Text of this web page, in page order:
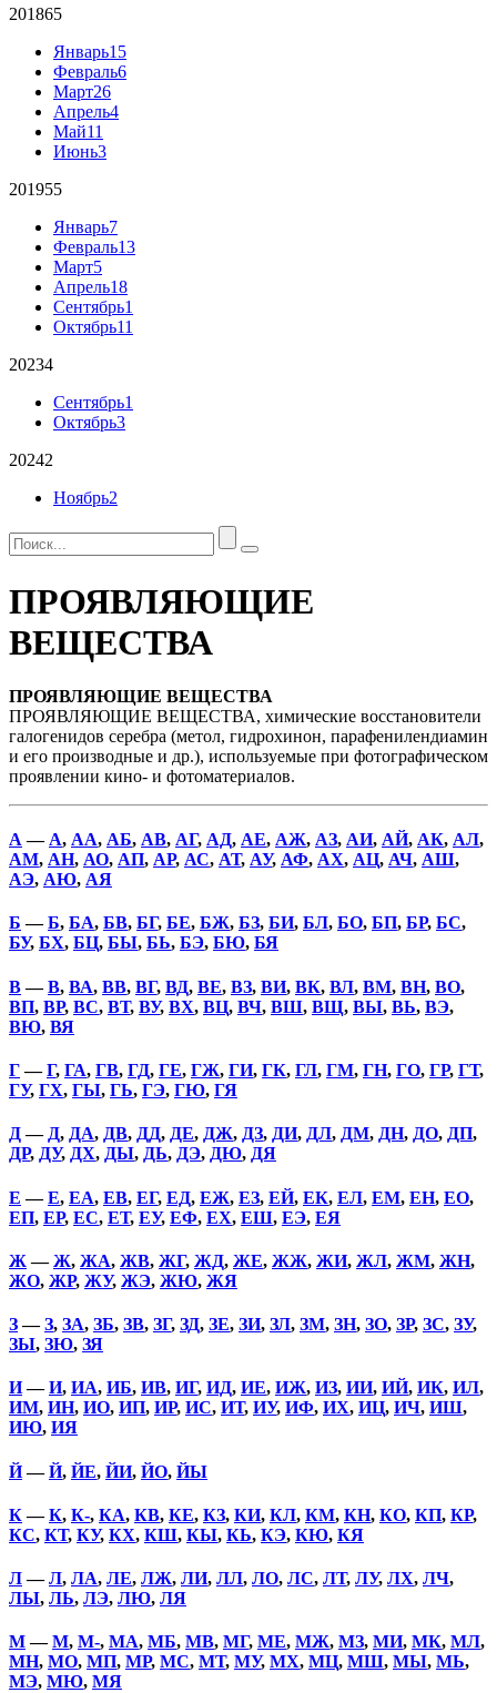
201865
Январь15
Февраль6
Март26
Апрель4
Май11
Июнь3
201955
Январь7
Февраль13
Март5
Апрель18
Сентябрь1
Октябрь11
20234
Сентябрь1
Октябрь3
20242
Ноябрь2
ПРОЯВЛЯЮЩИЕ
ВЕЩЕСТВА
ПРОЯВЛЯЮЩИЕ ВЕЩЕСТВА
ПРОЯВЛЯЮЩИЕ ВЕЩЕСТВА, химические восстановители
галогенидов серебра (метол, гидрохинон, парафенилендиамин
и его производные и др.), используемые при фотографическом
проявлении кино- и фотоматериалов.
А — А, АА, АБ, АВ, АГ, АД, АЕ, АЖ, АЗ, АИ, АЙ, АК, АЛ,
АМ, АН, АО, АП, АР, АС, АТ, АУ, АФ, АХ, АЦ, АЧ, АШ,
АЭ, АЮ, АЯ
Б —Б, БА, БВ, БГ, БЕ, БЖ, БЗ, БИ, БЛ, БО, БП, БР, БС,
БУ, БХ, БЦ, БЫ, БЬ, БЭ, БЮ, БЯ
В—В, ВА, ВВ, ВГ, ВД, ВЕ, ВЗ, ВИ, ВК, ВЛ, ВМ, ВН, ВО,
ВП, ВР, ВС, ВТ, ВУ, ВХ, ВЦ, ВЧ, ВШ, ВЩ, ВЫ, ВЬ, ВЭ,
ВЮ, ВЯ
Г—Г, ГА, ГВ, ГД, ГЕ, ГЖ, ГИ, ГК, ГЛ, ГМ, ГН, ГО, ГР, ГТ,
ГУ, ГХ, ГЫ, ГЬ, ГЭ, ГЮ, ГЯ
Д— Д, ДА, ДВ, ДД, ДЕ, ДЖ, ДЗ, ДИ, ДЛ, ДМ, ДН, ДО, ДП,
ДР, ДУ, ДХ, ДЫ, ДЬ, ДЭ, ДЮ, ДЯ
Е —Е, ЕА, ЕВ, ЕГ, ЕД, ЕЖ, ЕЗ, ЕЙ, ЕК, ЕЛ, ЕМ, ЕН, ЕО,
ЕП, ЕР, ЕС, ЕТ, ЕУ, ЕФ, ЕХ, ЕШ, ЕЭ, ЕЯ
Ж —Ж, ЖА, ЖВ, ЖГ, ЖД, ЖЕ, ЖЖ, ЖИ, ЖЛ, ЖМ, ЖН,
ЖО, ЖР, ЖУ, ЖЭ, ЖЮ, ЖЯ
З—З, ЗА, ЗБ, ЗВ, ЗГ, ЗД, ЗЕ, ЗИ, ЗЛ, ЗМ, ЗН, ЗО, ЗР, ЗС, ЗУ,
ЗЫ, ЗЮ, ЗЯ
И—И, ИА, ИБ, ИВ, ИГ, ИД, ИЕ, ИЖ, ИЗ, ИИ, ИЙ, ИК, ИЛ,
ИМ, ИН, ИО, ИП, ИР, ИС, ИТ, ИУ, ИФ, ИХ, ИЦ, ИЧ, ИШ,
ИЮ, ИЯ
Й—Й, ЙЕ, ЙИ, ЙО, ЙЫ
К—К, К-, КА, КВ, КЕ, КЗ, КИ, КЛ, КМ, КН, КО, КП, КР,
КС, КТ, КУ, КХ, КШ, КЫ, КЬ, КЭ, КЮ, КЯ
Л—Л, ЛА, ЛЕ, ЛЖ, ЛИ, ЛЛ, ЛО, ЛС, ЛТ, ЛУ, ЛХ, ЛЧ,
ЛЫ, ЛЬ, ЛЭ, ЛЮ, ЛЯ
М—М, М-, МА, МБ, МВ, МГ, МЕ, МЖ, МЗ, МИ, МК, МЛ,
МН, МО, МП, МР, МС, МТ, МУ, МХ, МЦ, МШ, МЫ, МЬ,
МЭ, МЮ, МЯ